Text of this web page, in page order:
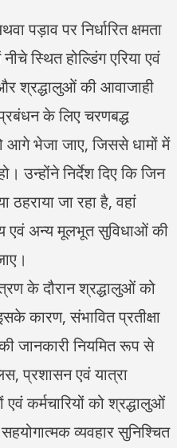
पड़ाव पर निर्धारित क्षमता
स्थित होल्डिंग एरिया एवं
श्रद्धालुओं की आवाजाही
के लिए चरणबद्ध
आगे भेजा जाए, जिससे धामों में
उन्होंने निर्देश दिए कि जिन
ठहराया जा रहा है, वहां
एवं अन्य मूलभूत सुविधाओं की
के दौरान श्रद्धालुओं को
कारण, संभावित प्रतीक्षा
जानकारी नियमित रूप से
प्रशासन एवं यात्रा
कर्मचारियों को श्रद्धालुओं
व्यवहार सुनिश्चित